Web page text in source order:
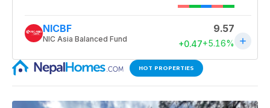
HOT PROPERTIES